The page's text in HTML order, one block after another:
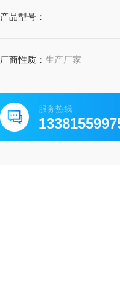
产品型号：
厂商性质：生产厂家
服务热线